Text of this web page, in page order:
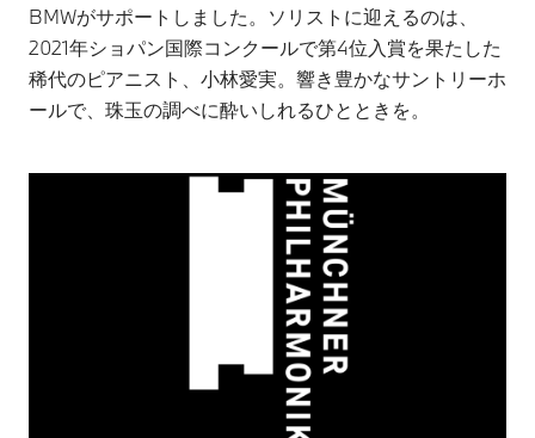
BMWがサポートしました。ソリストに迎えるのは、
2021年ショパン国際コンクールで第4位入賞を果たした
稀代のピアニスト、小林愛実。響き豊かなサントリーホ
ールで、珠玉の調べに酔いしれるひとときを。